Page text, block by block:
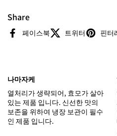
Share
페이스북 트위터 핀터
나마자케
열처리가 생략되어, 효모가 살아
있는 제품 입니다. 신선한 맛의
보존을 위하여 냉장 보관이 필수
인 제품 입니다.